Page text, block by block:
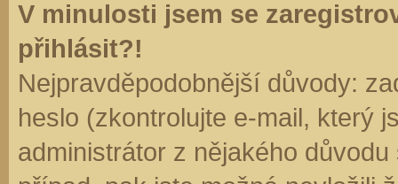
V minulosti jsem se
přihlásit?!
Nejpravděpodobnější důvody:
heslo (zkontrolujte e-mail, který
administrátor z nějakého